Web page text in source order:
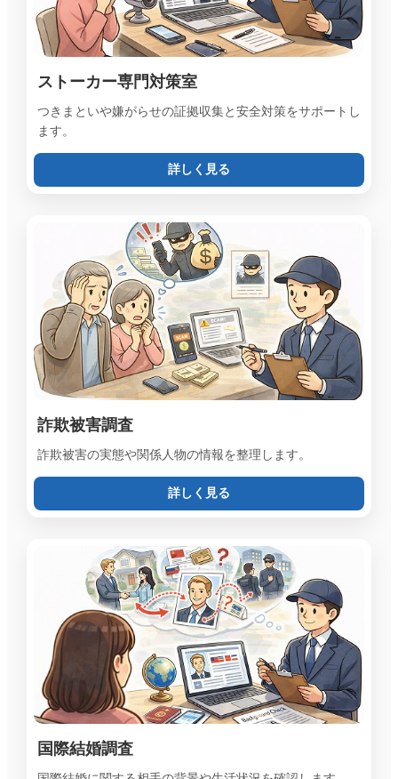
ストーカー専門対策室
つきまといや嫌がらせの証拠収集と安全対策をサポートし
ます。
詳しく見る
詐欺被害調査
詐欺被害の実態や関係人物の情報を整理します。
詳しく見る
国際結婚調査